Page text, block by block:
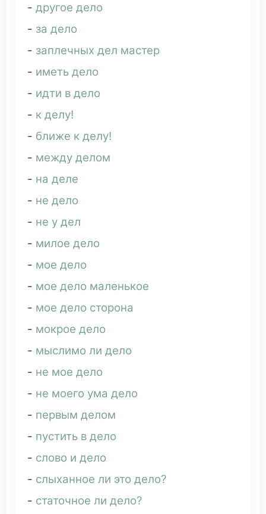
- другое дело
- за дело
- заплечных дел мастер
- иметь дело
- идти в дело
- к делу!
- ближе к делу!
- между делом
- на деле
- не дело
- не у дел
- милое дело
- мое дело
- мое дело маленькое
- мое дело сторона
- мокрое дело
- мыслимо ли дело
- не мое дело
- не моего ума дело
- первым делом
- пустить в дело
- слово и дело
- слыханное ли это дело?
- статочное ли дело?